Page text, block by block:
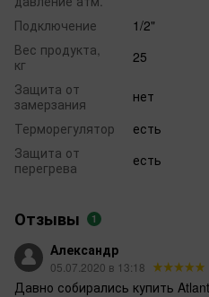
Подключение
1/2"
Вес продукта,
кг
25
Защита от
замерзания
нет
Терморегулятор
есть
Защита от
перегрева
есть
Отзывы 1
Александр
05.07.2020 в 13:18
Давно собирались купить